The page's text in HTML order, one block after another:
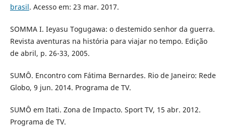
brasil. Acesso em: 23 mar. 2017.
SOMMA I. Ieyasu Togugawa: o destemido senhor da guerra.
Revista aventuras na história para viajar no tempo. Edição
de abril, p. 26-33, 2005.
SUMÔ. Encontro com Fátima Bernardes. Rio de Janeiro: Rede
Globo, 9 jun. 2014. Programa de TV.
SUMÔ em Itati. Zona de Impacto. Sport TV, 15 abr. 2012.
Programa de TV.